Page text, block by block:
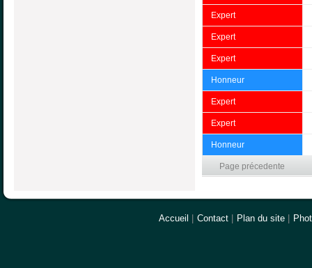
Expert
Expert
Expert
Honneur
Expert
Expert
Honneur
Page précedente
Accueil Contact Plan du site